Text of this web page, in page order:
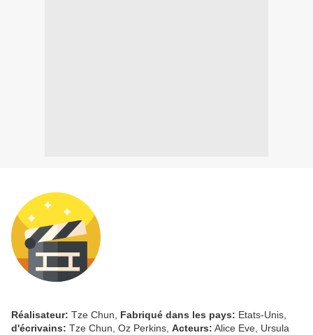
Réalisateur: Tze Chun, Fabriqué dans les pays: Etats-Unis,
d'écrivains: Tze Chun, Oz Perkins, Acteurs: Alice Eve, Ursula